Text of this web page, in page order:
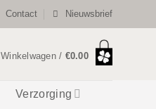
Contact Nieuwsbrief
Winkelwagen / €0.00
Verzorging